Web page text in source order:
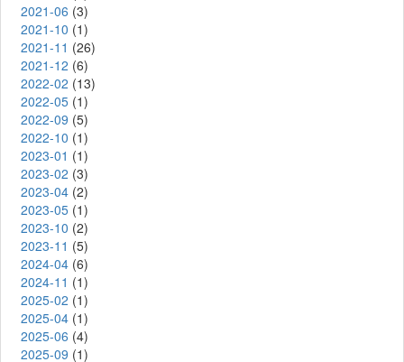
2021-06 (3)
2021-10 (1)
2021-11 (26)
2021-12 (6)
2022-02 (13)
2022-05 (1)
2022-09 (5)
2022-10 (1)
2023-01 (1)
2023-02 (3)
2023-04 (2)
2023-05 (1)
2023-10 (2)
2023-11 (5)
2024-04 (6)
2024-11 (1)
2025-02 (1)
2025-04 (1)
2025-06 (4)
2025-09 (1)